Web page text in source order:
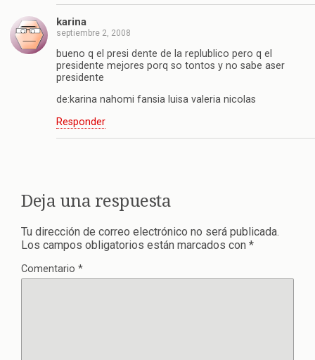
karina
septiembre 2, 2008
bueno q el presi dente de la replublico pero q el
presidente mejores porq so tontos y no sabe aser
presidente
de:karina nahomi fansia luisa valeria nicolas
Responder
Deja una respuesta
Tu dirección de correo electrónico no será publicada.
Los campos obligatorios están marcados con *
Comentario *